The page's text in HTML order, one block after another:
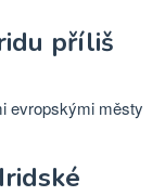
příliš
evropskými městy